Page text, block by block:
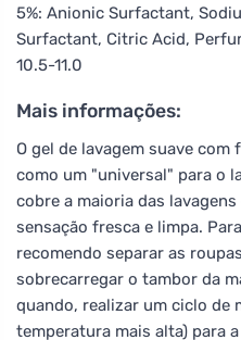
5%: Anionic Surfactant,
Surfactant, Citric Acid,
10.5-11.0
Mais informações:
O gel de lavagem suave
como um "universal" para o
cobre a maioria das
sensação fresca e limpa.
recomendo separar as
sobrecarregar o tambor da
quando, realizar um ciclo de
temperatura mais alta) para